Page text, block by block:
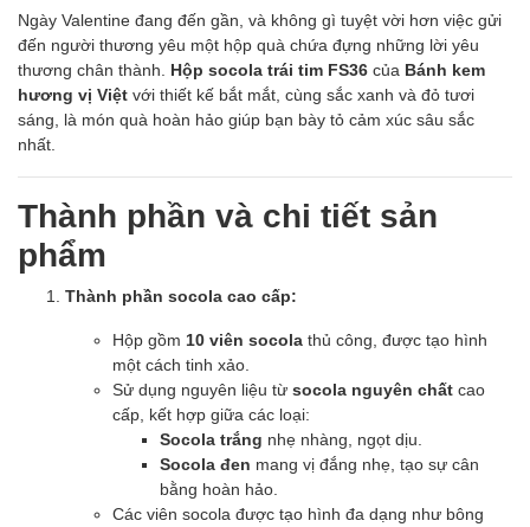
Ngày Valentine đang đến gần, và không gì tuyệt vời hơn việc gửi
đến người thương yêu một hộp quà chứa đựng những lời yêu
thương chân thành. Hộp socola trái tim FS36 của Bánh kem
hương vị Việt với thiết kế bắt mắt, cùng sắc xanh và đỏ tươi
sáng, là món quà hoàn hảo giúp bạn bày tỏ cảm xúc sâu sắc
nhất.
Thành phần và chi tiết sản
phẩm
Thành phần socola cao cấp:
Hộp gồm 10 viên socola thủ công, được tạo hình
một cách tinh xảo.
Sử dụng nguyên liệu từ socola nguyên chất cao
cấp, kết hợp giữa các loại:
Socola trắng nhẹ nhàng, ngọt dịu.
Socola đen mang vị đắng nhẹ, tạo sự cân
bằng hoàn hảo.
Các viên socola được tạo hình đa dạng như bông